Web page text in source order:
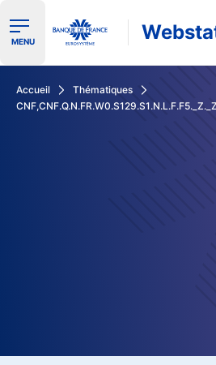
Ouvrir le menu de navigation
MENU
Accueil
Thématiques